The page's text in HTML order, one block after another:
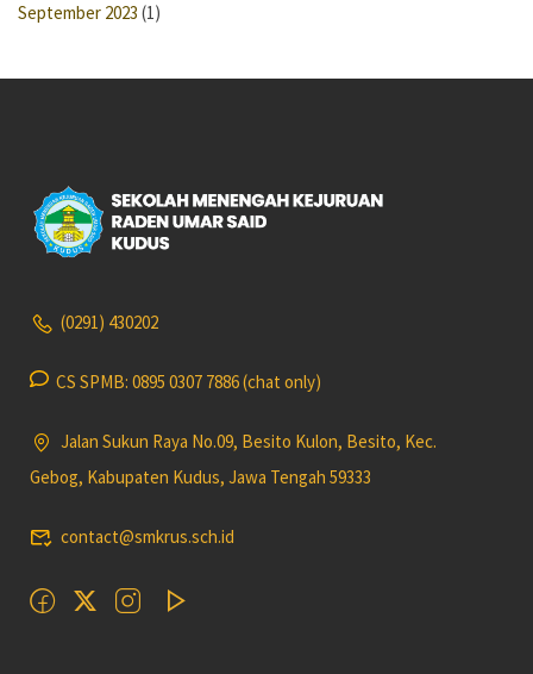
September 2023 (1)
(0291) 430202
CS SPMB: 0895 0307 7886 (chat only)
Jalan Sukun Raya No.09, Besito Kulon, Besito, Kec.
Gebog, Kabupaten Kudus, Jawa Tengah 59333
contact@smkrus.sch.id